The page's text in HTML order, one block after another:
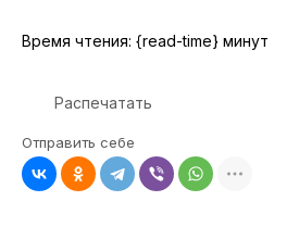
Время чтения: {read-time} минут
Распечатать
Отправить себе